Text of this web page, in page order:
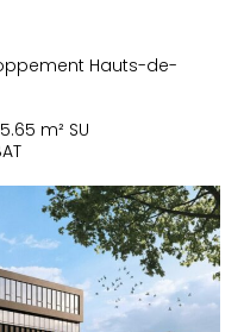
Hauts-de-
m² SU